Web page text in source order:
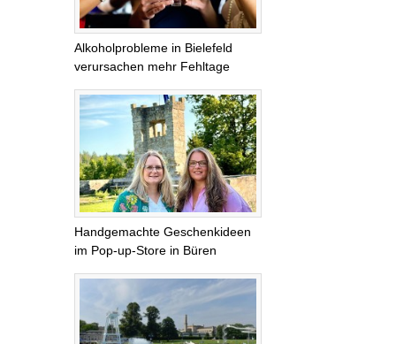
Alkoholprobleme in Bielefeld
verursachen mehr Fehltage
Handgemachte Geschenkideen
im Pop-up-Store in Büren